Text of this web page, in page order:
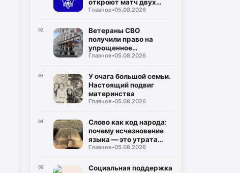
откроют матч двух
«Динамо»
Главное•05.08.2026
02
Ветераны СВО
получили право на
упрощенное
заключение
Главное•05.08.2026
03
У очага большой семьи.
Настоящий подвиг
материнства
Главное•05.08.2026
04
Слово как код народа:
почему исчезновение
языка — это утрата
мира
Главное•05.08.2026
05
Социальная поддержка